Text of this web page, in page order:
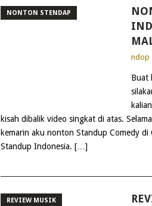
NONTON STENDAP
ndop
Buat
kisah dibalik video singkat di atas.
kemarin aku nonton Standup Comedy di
Standup Indonesia. […]
REVIEW MUSIK